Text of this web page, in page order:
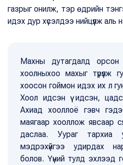
газрыг онилж, тэр өдрийн
идэх дур хүсэлдээ нийцүүлж аль
Махны дутагдалд
хоолныхоо махыг түрүүлж
хоосон гоймон идэх их л
Хоол идсэн үү идсэн,
Ахиад хооллоё гэвч
маягаар хооллож явсаар
даслаа. Уураг тархиа
мэдрэхүйгээ удирдах
болов. Үүний тулд эхлээд